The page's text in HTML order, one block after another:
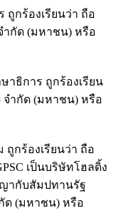
กร้องเรียนว่า ถือ
ำกัด (มหาชน) หรือ
าธิการ ถูกร้องเรียน
ำกัด (มหาชน) หรือ
กร้องเรียนว่า ถือ
เป็นบริษัทโฮลดิ้ง
ากับสัมปทานรัฐ
ด (มหาชน) หรือ